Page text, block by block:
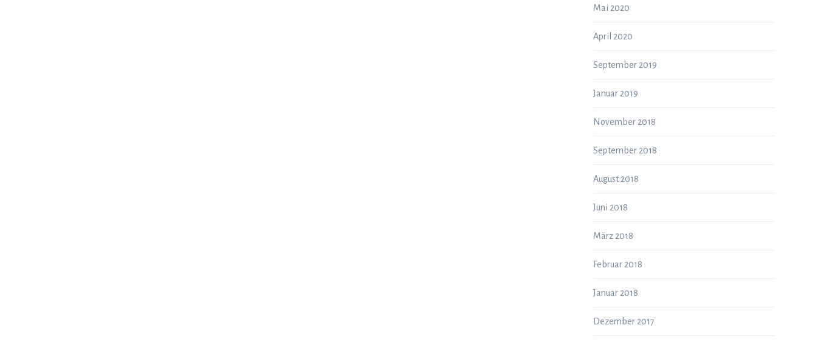
Mai 2020
April 2020
September 2019
Januar 2019
November 2018
September 2018
August 2018
Juni 2018
März 2018
Februar 2018
Januar 2018
Dezember 2017